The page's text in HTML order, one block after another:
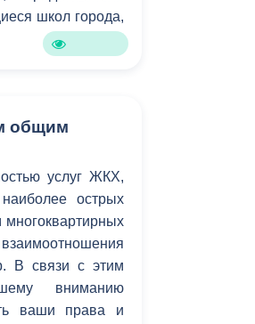
школ города,
общим
услуг ЖКХ,
острых
многоквартирных
В связи с этим
вниманию
ваши права и